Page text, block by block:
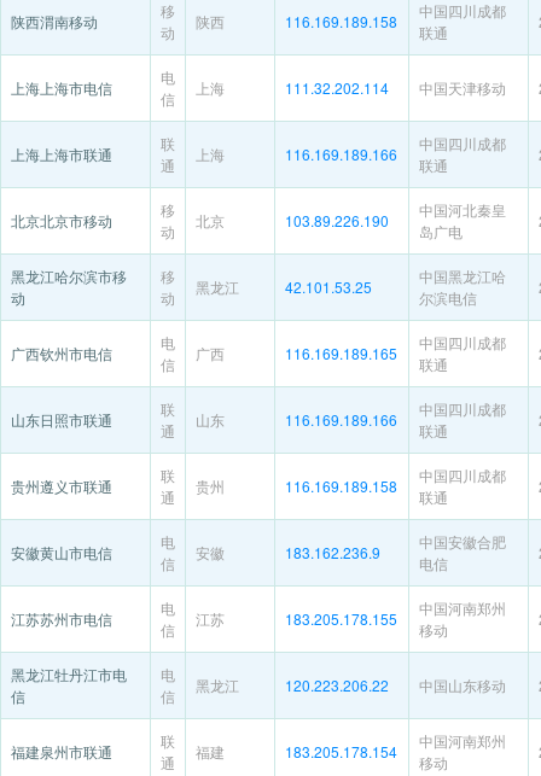
陕西渭南移动
移
动
陕西 116.169.189.158
中国四川成都
联通
上海上海市电信
电
信
上海 111.32.202.114 中国天津移动
上海上海市联通
联
通
上海 116.169.189.166
中国四川成都
联通
北京北京市移动
移
动
北京 103.89.226.190
中国河北秦皇
岛广电
黑龙江哈尔滨市移
动
移
动
黑龙江 42.101.53.25
中国黑龙江哈
尔滨电信
广西钦州市电信
电
信
广西 116.169.189.165
中国四川成都
联通
山东日照市联通
联
通
山东 116.169.189.166
中国四川成都
联通
贵州遵义市联通
联
通
贵州 116.169.189.158
中国四川成都
联通
安徽黄山市电信
电
信
安徽 183.162.236.9
中国安徽合肥
电信
江苏苏州市电信
电
信
江苏 183.205.178.155
中国河南郑州
移动
黑龙江牡丹江市电
信
电
信
黑龙江 120.223.206.22 中国山东移动
福建泉州市联通
联
通
福建 183.205.178.154
中国河南郑州
移动